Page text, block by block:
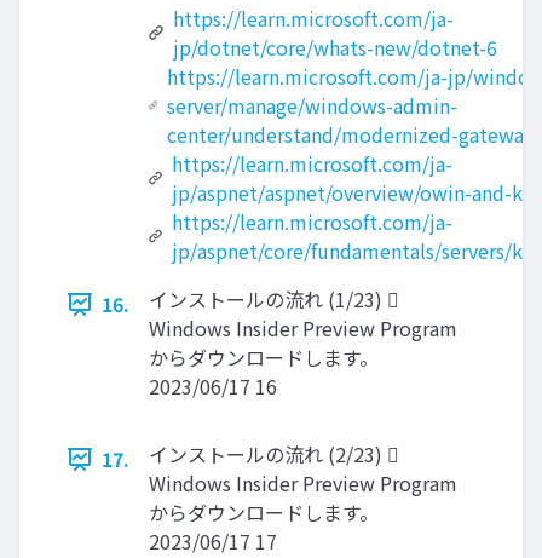
https://learn.microsoft.com/ja-
jp/dotnet/core/whats-new/dotnet-6
https://learn.microsoft.com/ja-jp/
server/manage/windows-admin-
center/understand/modernized-gateway
https://learn.microsoft.com/ja-
jp/aspnet/aspnet/overview/owin-and-
https://learn.microsoft.com/ja-
jp/aspnet/core/fundamentals/servers/
16.
インストールの流れ (1/23) 
Windows Insider Preview Program
からダウンロードします。
2023/06/17 16
17.
インストールの流れ (2/23) 
Windows Insider Preview Program
からダウンロードします。
2023/06/17 17